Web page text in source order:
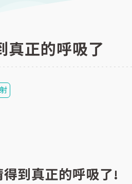
真正的呼吸了
到真正的呼吸了!